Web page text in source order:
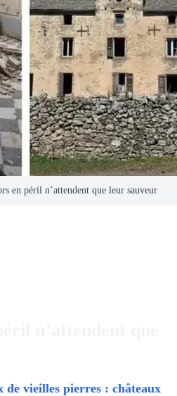
en péril n’attendent que leur sauveur
vieilles pierres : châteaux